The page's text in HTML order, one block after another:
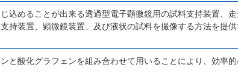
込めることが出来る透過型電子顕微鏡用の試料支持装置、走
持装置、顕微鏡装置、及び液状の試料を撮像する方法を提供
と酸化グラフェンを組み合わせて用いることにより、効率的